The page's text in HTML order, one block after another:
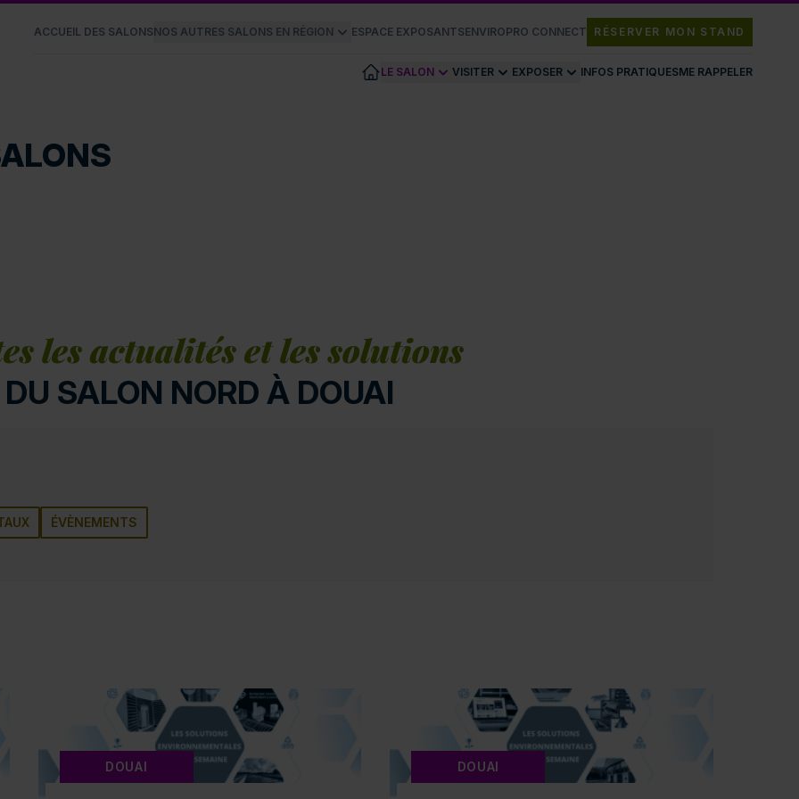
ACCUEIL DES SALONSNOS AUTRES SALONS EN RÉGION ESPACE EXPOSANTSENVIROPRO CONNECT RÉSERVER MON STAND
LE SALON VISITER EXPOSER INFOS PRATIQUESME RAPPELER
les actualités et les solutions
DU SALON NORD À DOUAI
ÉVÈNEMENTS
DOUAI DOUAI